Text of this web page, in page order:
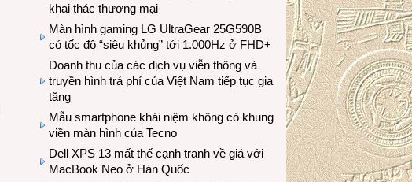
khai thác thương mại
Màn hình gaming LG UltraGear 25G590B
có tốc độ “siêu khủng” tới 1.000Hz ở FHD+
Doanh thu của các dịch vụ viễn thông và
truyền hình trả phí của Việt Nam tiếp tục gia
tăng
Mẫu smartphone khái niệm không có khung
viền màn hình của Tecno
Dell XPS 13 mất thế cạnh tranh về giá với
MacBook Neo ở Hàn Quốc